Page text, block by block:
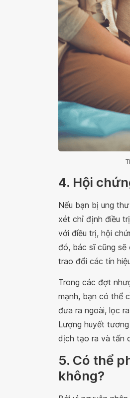
4. Hội
Nếu bạn bị ung
xét chỉ định điều
với điều trị, hội
đó, bác sĩ cũng sẽ
trao đổi các tín
Trong các đợt
mạnh, bạn có thể
đưa ra ngoài, lọc
Lượng huyết
dịch tạo ra và tấn
5. Có thể
không?